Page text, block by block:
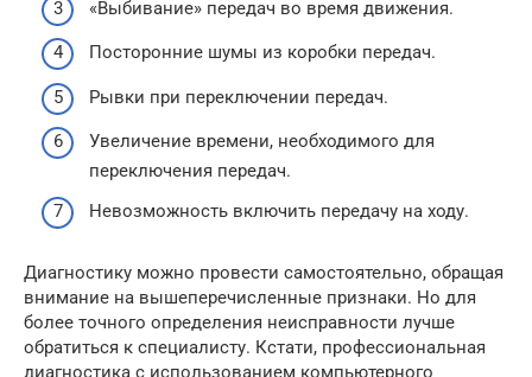
«Выбивание» передач во время движения.
Посторонние шумы из коробки передач.
Рывки при переключении передач.
Увеличение времени, необходимого для
переключения передач.
Невозможность включить передачу на ходу.
Диагностику можно провести самостоятельно, обращая
внимание на вышеперечисленные признаки. Но для
более точного определения неисправности лучше
обратиться к специалисту. Кстати, профессиональная
диагностика с использованием компьютерного